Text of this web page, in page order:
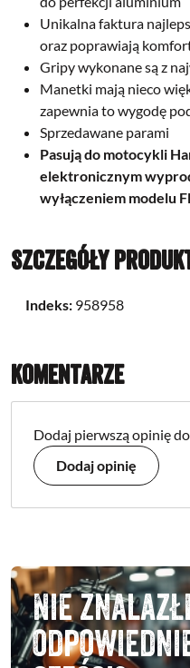
Unikalna faktura
oraz poprawiają
Gripy wykonane są z
Manetki mają nieco
zapewnia to wygodę
Sprzedawane parami
Pasują do motocykli
elektronicznym
wyłączeniem modelu
Szczegóły
Indeks: 958958
Komentarze
Dodaj pierwszą opinię
Dodaj opinię
Nie